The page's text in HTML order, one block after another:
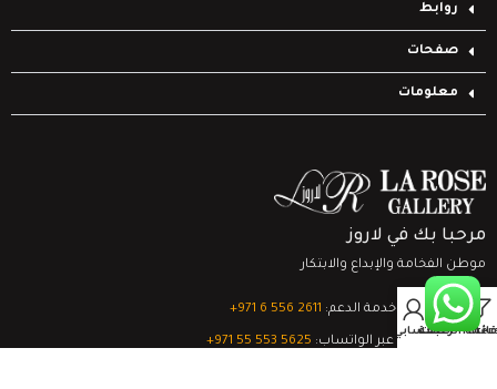
روابط
صفحات
معلومات
مرحبا بك في لاروز
موطن الفخامة والإبداع والابتكار
تواصل مع خدمة الدعم: ‎+971 6 556 2611
الدعم الفني عبر الواتساب: ‎+971 55 553 5625
قائمة الرغبات
0
السلةحسابي